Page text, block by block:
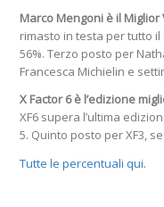
Marco Mengoni è il Miglior
rimasto in testa per tutto il
56%. Terzo posto per
Francesca Michielin e
X Factor 6 è l’edizione
XF6 supera l’ultima
5. Quinto posto per XF3,
Tutte le percentuali qui.